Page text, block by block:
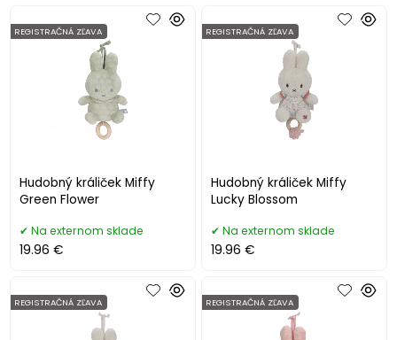
Hudobný králiček Miffy
Green Flower
REGISTRAČNÁ ZĽAVA
Na externom sklade
19.96 €
Hudobný králiček Miffy
Lucky Blossom
REGISTRAČNÁ ZĽAVA
Na externom sklade
19.96 €
REGISTRAČNÁ ZĽAVA REGISTRAČNÁ ZĽAVA